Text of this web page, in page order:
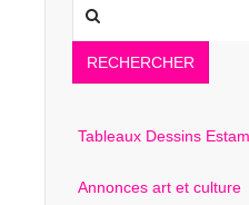
RECHERCHER
Tableaux Dessins
Annonces art et culture